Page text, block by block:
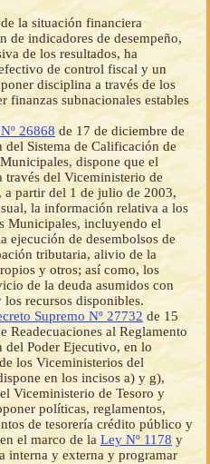
la situación financiera
de indicadores de desempeño,
de los resultados, ha
de control fiscal y un
disciplina a través de los
finanzas subnacionales estables
26868 de 17 de diciembre de
Sistema de Calificación de
dispone que el
través del Viceministerio de
a partir del 1 de julio de 2003,
la información relativa a los
Municipales, incluyendo el
ejecución de desembolsos de
tributaria, alivio de la
y otros; así como, los
de la deuda asumidos con
recursos disponibles.
Supremo Nº 27732 de 15
Readecuaciones al Reglamento
del Poder Ejecutivo, en lo
los Viceministerios del
en los incisos a) y g),
Viceministerio de Tesoro y
políticas, reglamentos,
de tesorería crédito público y
el marco de la Ley Nº 1178 y
interna y externa y programar